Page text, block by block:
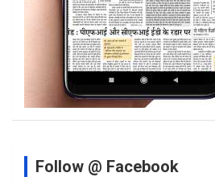
Follow @ Facebook